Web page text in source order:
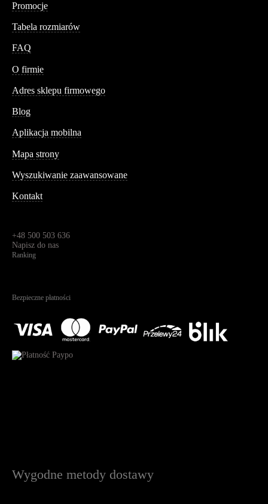
Promocje
Tabela rozmiarów
FAQ
O firmie
Adres sklepu firmowego
Blog
Aplikacja mobilna
Mapa strony
Wyszukiwanie zaawansowane
Kontakt
+48 500 503 636
Napisz do nas
Ranking
Bezpieczne płatności
Wygodne metody dostawy